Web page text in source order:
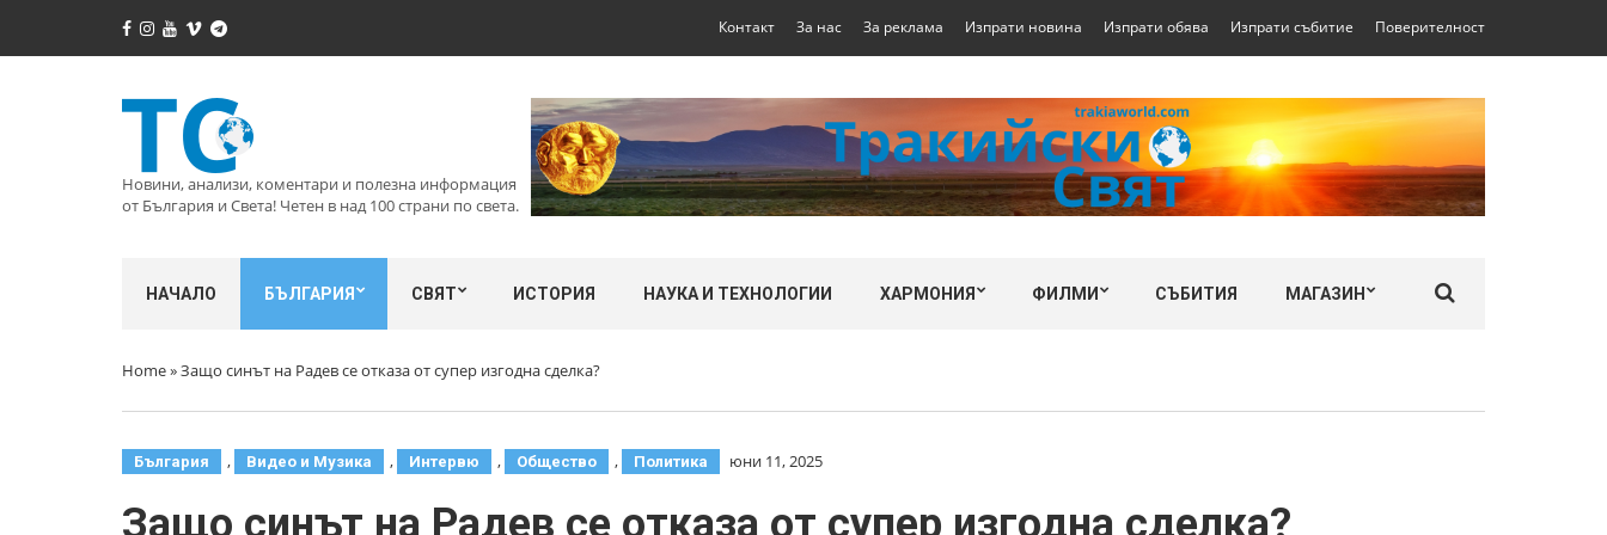
Контакт За нас За реклама Изпрати новина Изпрати обява Изпрати събитие Поверителност
Новини, анализи, коментари и полезна информация
от България и Света! Четен в над 100 страни по света.
НАЧАЛО БЪЛГАРИЯ СВЯТ ИСТОРИЯ НАУКА И ТЕХНОЛОГИИ ХАРМОНИЯ ФИЛМИ СЪБИТИЯ МАГАЗИН
Home»Защо синът на Радев се отказа от супер изгодна сделка?
България , Видео и Музика , Интервю , Общество , Политика юни 11, 2025
Защо синът на Радев се отказа от супер изгодна сделка?